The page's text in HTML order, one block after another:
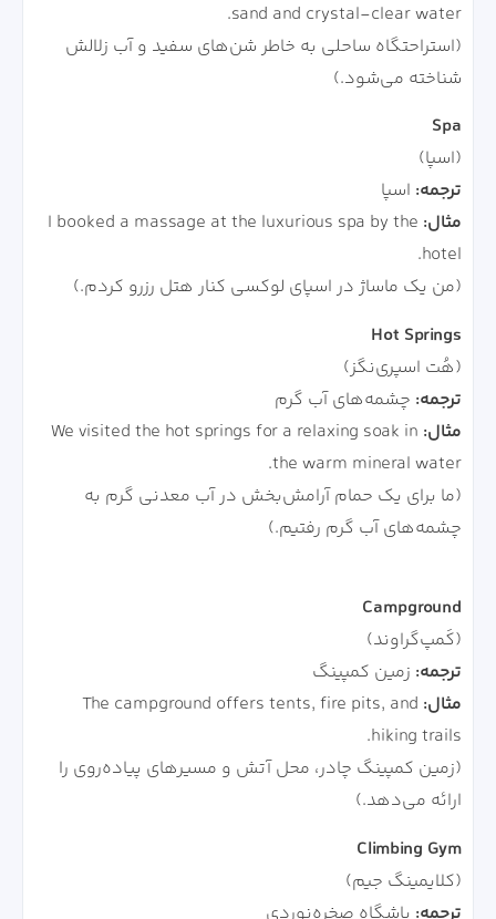
sand and crystal-clear water.
(استراحتگاه ساحلی به خاطر شن‌های سفید و آب زلالش
شناخته می‌شود.)
Spa
(اسپا)
ترجمه: اسپا
مثال: I booked a massage at the luxurious spa by the
hotel.
(من یک ماساژ در اسپای لوکسی کنار هتل رزرو کردم.)
Hot Springs
(هُت اسپری‌نگز)
ترجمه: چشمه‌های آب گرم
مثال: We visited the hot springs for a relaxing soak in
the warm mineral water.
(ما برای یک حمام آرامش‌بخش در آب معدنی گرم به
چشمه‌های آب گرم رفتیم.)
Campground
(کَمپ‌گراوند)
ترجمه: زمین کمپینگ
مثال: The campground offers tents, fire pits, and
hiking trails.
(زمین کمپینگ چادر، محل آتش و مسیرهای پیاده‌روی را
ارائه می‌دهد.)
Climbing Gym
(کلایمینگ جیم)